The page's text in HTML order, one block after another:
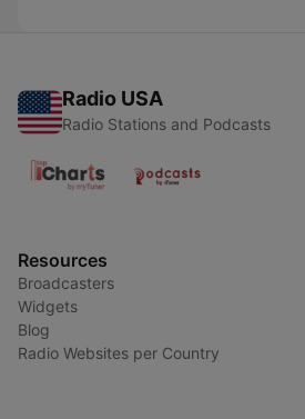
Radio USA
Radio Stations and Podcasts
Resources
Broadcasters
Widgets
Blog
Radio Websites per Country